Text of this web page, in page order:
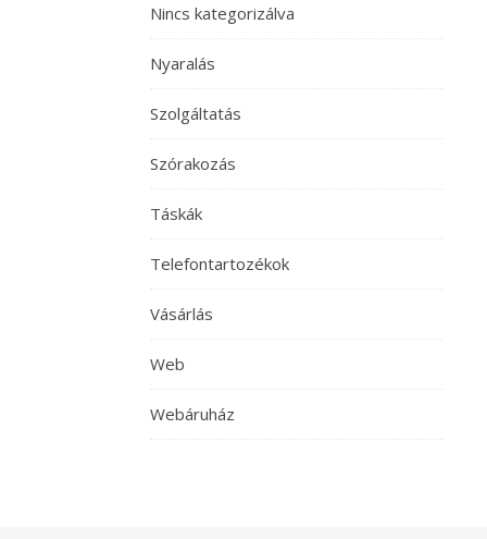
Nincs kategorizálva
Nyaralás
Szolgáltatás
Szórakozás
Táskák
Telefontartozékok
Vásárlás
Web
Webáruház